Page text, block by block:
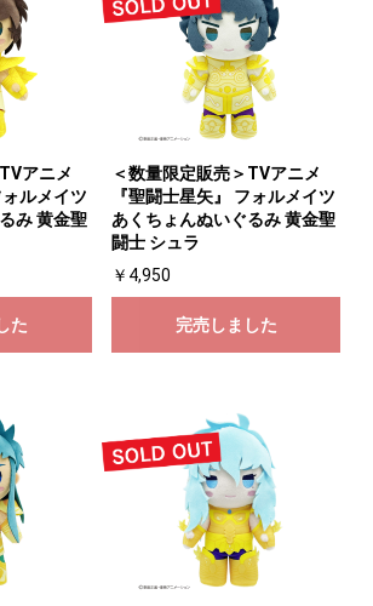
アニメ
ォルメイツ
み 黄金聖
た
＜数量限定販売＞TVアニメ
『聖闘士星矢』 フォルメイツ
あくちょんぬいぐるみ 黄金聖
闘士 シュラ
￥4,950
完売しました